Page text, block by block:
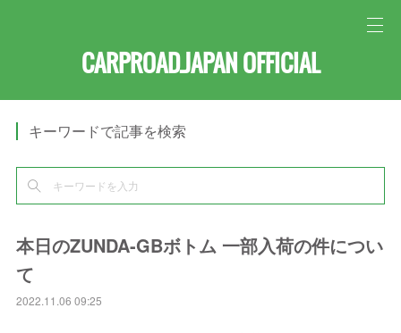
CARPROAD.JAPAN OFFICIAL
キーワードで記事を検索
本日のZUNDA-GBボトム 一部入荷の件につい
て
2022.11.06 09:25